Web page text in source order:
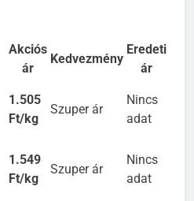
Akciós
ár
Kedvezmény
Eredeti
ár
1.505
Ft/kg
Szuper ár
Nincs
adat
1.549
Ft/kg
Szuper ár
Nincs
adat